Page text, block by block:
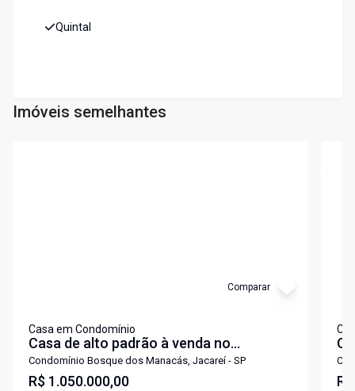
Quintal
Imóveis semelhantes
Comparar
Casa em Condomínio
Casa de alto padrão à venda no
condomínio Bosque dos Manacás - em
Jacareí-SP! 3 quartos sendo 1 suite.
Condomínio Bosque dos Manacás, Jacareí - SP
R$ 1.050.000,00